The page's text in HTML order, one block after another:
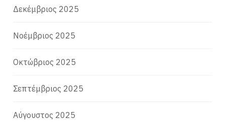
Δεκέμβριος 2025
Νοέμβριος 2025
Οκτώβριος 2025
Σεπτέμβριος 2025
Αύγουστος 2025